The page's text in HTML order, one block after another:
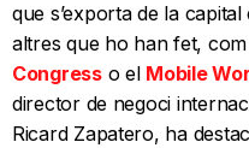
que s’exporta de la
altres que ho han fet,
Congresso el Mobile
director de negoci
Ricard Zapatero, ha